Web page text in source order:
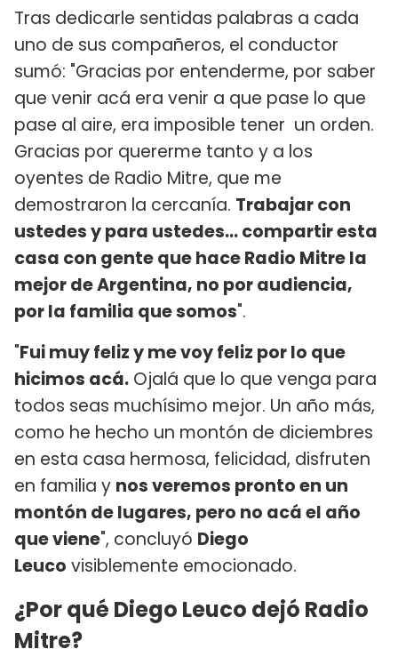
Tras dedicarle sentidas palabras a cada
uno de sus compañeros, el conductor
sumó: "Gracias por entenderme, por saber
que venir acá era venir a que pase lo que
pase al aire, era imposible tener un orden.
Gracias por quererme tanto y a los
oyentes de Radio Mitre, que me
demostraron la cercanía. Trabajar con
ustedes y para ustedes... compartir esta
casa con gente que hace Radio Mitre la
mejor de Argentina, no por audiencia,
por la familia que somos".
"Fui muy feliz y me voy feliz por lo que
hicimos acá. Ojalá que lo que venga para
todos seas muchísimo mejor. Un año más,
como he hecho un montón de diciembres
en esta casa hermosa, felicidad, disfruten
en familia y nos veremos pronto en un
montón de lugares, pero no acá el año
que viene", concluyó Diego
Leuco visiblemente emocionado.
¿Por qué Diego Leuco dejó Radio
Mitre?